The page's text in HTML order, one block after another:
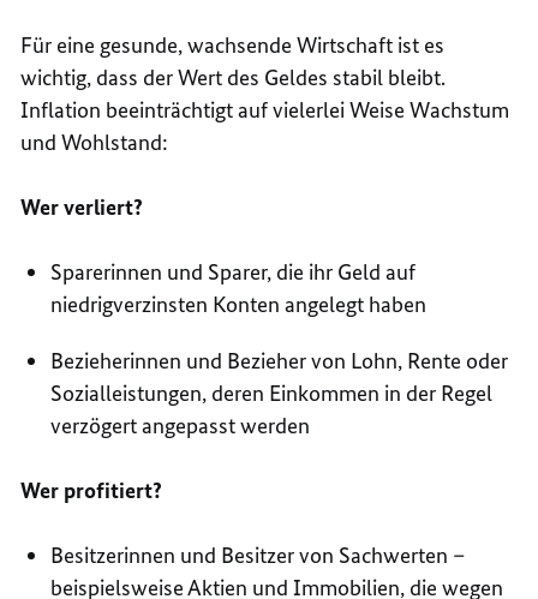
Für eine gesunde, wachsende Wirtschaft ist es
wichtig, dass der Wert des Geldes stabil bleibt.
Inflation beeinträchtigt auf vielerlei Weise Wachstum
und Wohlstand:
Wer verliert?
Sparerinnen und Sparer, die ihr Geld auf
niedrigverzinsten Konten angelegt haben
Bezieherinnen und Bezieher von Lohn, Rente oder
Sozialleistungen, deren Einkommen in der Regel
verzögert angepasst werden
Wer profitiert?
Besitzerinnen und Besitzer von Sachwerten –
beispielsweise Aktien und Immobilien, die wegen